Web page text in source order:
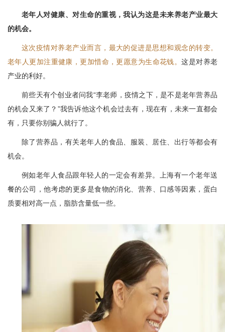
老年人对健康、对生命的重视，我认为这是未来养老产业最大
的机会。
这次疫情对养老产业而言，最大的促进是思想和观念的转变。
老年人更加注重健康，更加惜命，更愿意为生命花钱。这是对养老
产业的利好。
前些天有个创业者问我“李老师，疫情之下，是不是老年营养品
的机会又来了？”我告诉他这个机会过去有，现在有，未来一直都会
有，只要你别骗人就行了。
除了营养品，有关老年人的食品、服装、居住、出行等都会有
机会。
例如老年人食品跟年轻人的一定会有差异。上海有一个老年送
餐的公司，他考虑的更多是食物的消化、营养、口感等因素，蛋白
质要相对高一点，脂肪含量低一些。